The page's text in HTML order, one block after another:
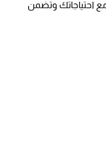
احتياجاتك وتضمن